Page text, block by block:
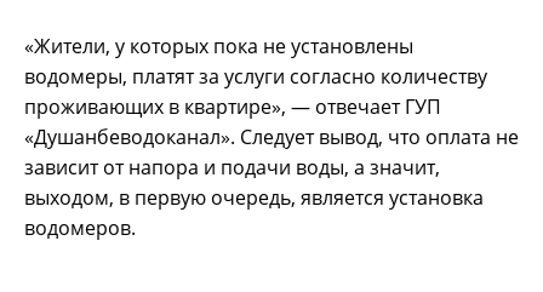
«Жители, у которых пока не установлены
водомеры, платят за услуги согласно количеству
проживающих в квартире», — отвечает ГУП
«Душанбеводоканал». Следует вывод, что оплата не
зависит от напора и подачи воды, а значит,
выходом, в первую очередь, является установка
водомеров.